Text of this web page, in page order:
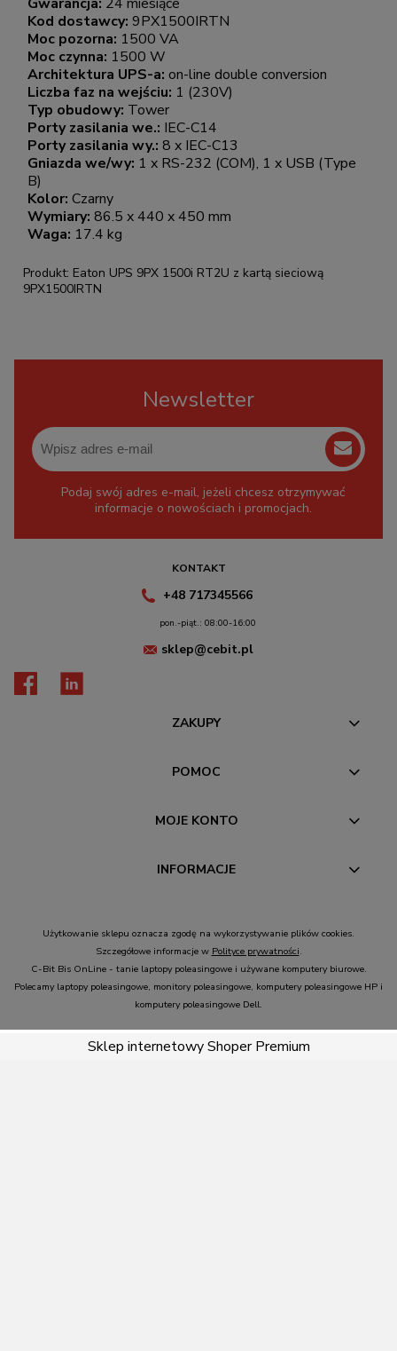
Kod dostawcy: 9PX1500IRTN
Moc pozorna: 1500 VA
Moc czynna: 1500 W
Architektura UPS-a: on-line double conversion
Liczba faz na wejściu: 1 (230V)
Typ obudowy: Tower
Porty zasilania we.: IEC-C14
Porty zasilania wy.: 8 x IEC-C13
Gniazda we/wy: 1 x RS-232 (COM), 1 x USB (Type
B)
Kolor: Czarny
Wymiary: 86.5 x 440 x 450 mm
Waga: 17.4 kg
Produkt: Eaton UPS 9PX 1500i RT2U z kartą sieciową
9PX1500IRTN
Newsletter
Podaj swój adres e-mail, jeżeli chcesz otrzymywać
informacje o nowościach i promocjach.
KONTAKT
+48 717345566
pon.-piąt.: 08:00-16:00
sklep@cebit.pl
ZAKUPY
POMOC
MOJE KONTO
INFORMACJE
Użytkowanie sklepu oznacza zgodę na wykorzystywanie plików cookies.
Szczegółowe informacje w Polityce prywatności.
C-Bit Bis OnLine - tanie laptopy poleasingowe i używane komputery biurowe.
Polecamy laptopy poleasingowe, monitory poleasingowe, komputery poleasingowe HP i
komputery poleasingowe Dell.
Sklep internetowy Shoper Premium